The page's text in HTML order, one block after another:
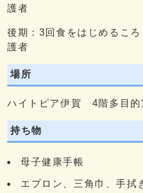
護者
後期：3回食をはじめるこ
護者
場所
ハイトピア伊賀 4階多目的
持ち物
母子健康手帳
エプロン、三角巾、手拭